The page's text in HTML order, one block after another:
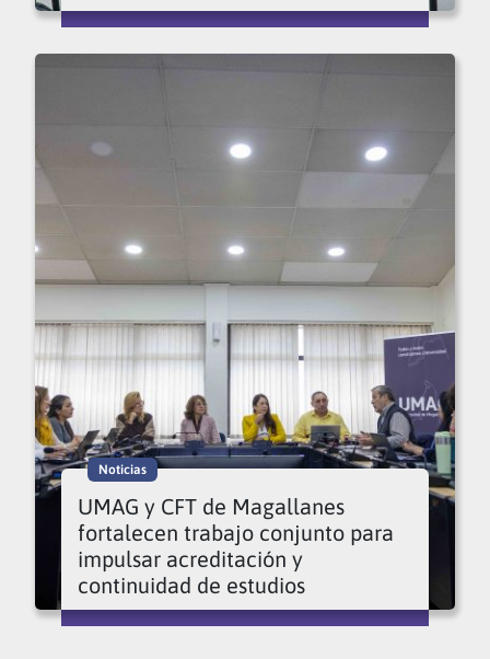
Noticias
UMAG y CFT de Magallanes
fortalecen trabajo conjunto para
impulsar acreditación y
continuidad de estudios